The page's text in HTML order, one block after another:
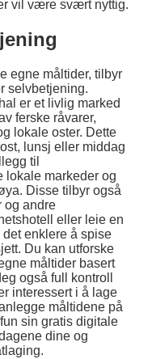
vil være svært nyttig.
egne måltider, tilbyr
selvbetjening.
er et livlig marked
ferske råvarer,
lokale oster. Dette
lunsj eller middag
til
lokale markeder og
Disse tilbyr også
og andre
eller leie en
enklere å spise
Du kan utforske
måltider basert
også full kontroll
interessert i å lage
måltidene på
sin gratis digitale
dine og